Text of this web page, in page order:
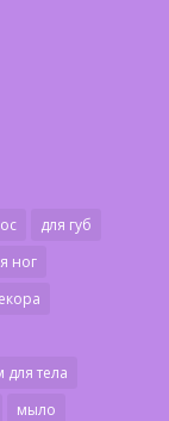
для губ
ног
для тела
мыло